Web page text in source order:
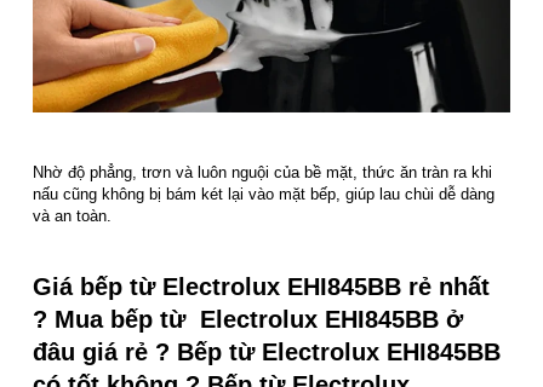
Nhờ độ phẳng, trơn và luôn nguội của bề mặt, thức ăn tràn ra khi
nấu cũng không bị bám két lại vào mặt bếp, giúp lau chùi dễ dàng
và an toàn.
Giá bếp từ Electrolux EHI845BB rẻ nhất
? Mua bếp từ Electrolux EHI845BB ở
đâu giá rẻ ? Bếp từ Electrolux EHI845BB